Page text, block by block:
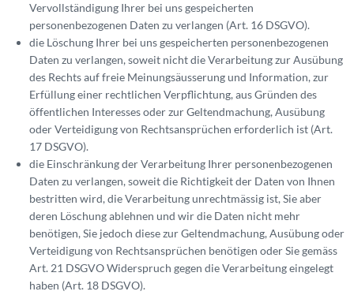
Vervollständigung Ihrer bei uns gespeicherten
personenbezogenen Daten zu verlangen (Art. 16 DSGVO).
die Löschung Ihrer bei uns gespeicherten personenbezogenen
Daten zu verlangen, soweit nicht die Verarbeitung zur Ausübung
des Rechts auf freie Meinungsäusserung und Information, zur
Erfüllung einer rechtlichen Verpflichtung, aus Gründen des
öffentlichen Interesses oder zur Geltendmachung, Ausübung
oder Verteidigung von Rechtsansprüchen erforderlich ist (Art.
17 DSGVO).
die Einschränkung der Verarbeitung Ihrer personenbezogenen
Daten zu verlangen, soweit die Richtigkeit der Daten von Ihnen
bestritten wird, die Verarbeitung unrechtmässig ist, Sie aber
deren Löschung ablehnen und wir die Daten nicht mehr
benötigen, Sie jedoch diese zur Geltendmachung, Ausübung oder
Verteidigung von Rechtsansprüchen benötigen oder Sie gemäss
Art. 21 DSGVO Widerspruch gegen die Verarbeitung eingelegt
haben (Art. 18 DSGVO).